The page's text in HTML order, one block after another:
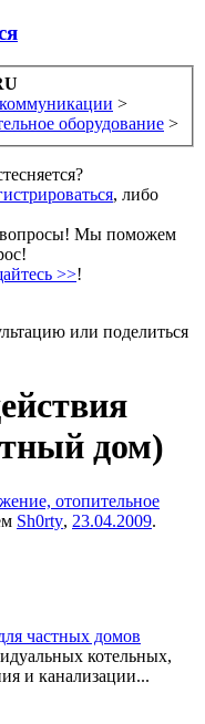
>
оборудование >
, либо
вопросы! Мы поможем
>>!
или поделиться
дом)
отопительное
Sh0rty, 23.04.2009.
частных домов
котельных,
и канализации...